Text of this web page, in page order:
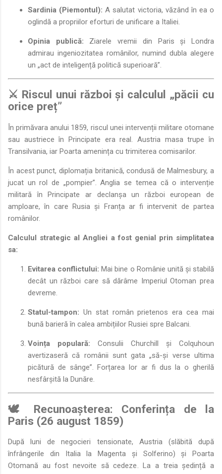
Sardinia (Piemontul): A salutat victoria, văzând în ea o
oglindă a propriilor eforturi de unificare a Italiei.
Opinia publică: Ziarele vremii din Paris și Londra
admirau ingeniozitatea românilor, numind dubla alegere
un „act de inteligență politică superioară”.
⚔️ Riscul unui război și calculul „păcii cu
orice preț”
În primăvara anului 1859, riscul unei intervenții militare otomane
sau austriece în Principate era real. Austria masa trupe în
Transilvania, iar Poarta amenința cu trimiterea comisarilor.
În acest punct, diplomația britanică, condusă de Malmesbury, a
jucat un rol de „pompier”. Anglia se temea că o intervenție
militară în Principate ar declanșa un război european de
amploare, în care Rusia și Franța ar fi intervenit de partea
românilor.
Calculul strategic al Angliei a fost genial prin simplitatea
sa:
Evitarea conflictului: Mai bine o Românie unită și stabilă
decât un război care să dărâme Imperiul Otoman prea
devreme.
Statul-tampon: Un stat român prietenos era cea mai
bună barieră în calea ambițiilor Rusiei spre Balcani.
Voința populară: Consulii Churchill și Colquhoun
avertizaseră că românii sunt gata „să-și verse ultima
picătură de sânge”. Forțarea lor ar fi dus la o gherilă
nesfârșită la Dunăre.
🕊️ Recunoașterea: Conferința de la
Paris (26 august 1859)
După luni de negocieri tensionate, Austria (slăbită după
înfrângerile din Italia la Magenta și Solferino) și Poarta
Otomană au fost nevoite să cedeze. La a treia ședință a